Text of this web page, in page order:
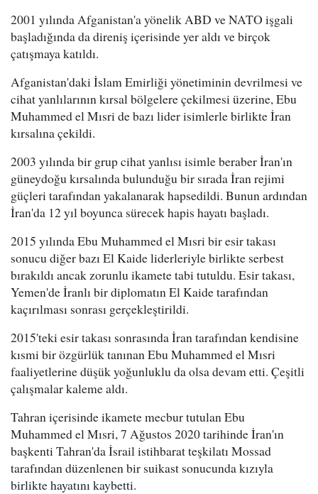
2001 yılında Afganistan'a yönelik ABD ve NATO işgali
başladığında da direniş içerisinde yer aldı ve birçok
çatışmaya katıldı.
Afganistan'daki İslam Emirliği yönetiminin devrilmesi ve
cihat yanlılarının kırsal bölgelere çekilmesi üzerine, Ebu
Muhammed el Mısri de bazı lider isimlerle birlikte İran
kırsalına çekildi.
2003 yılında bir grup cihat yanlısı isimle beraber İran'ın
güneydoğu kırsalında bulunduğu bir sırada İran rejimi
güçleri tarafından yakalanarak hapsedildi. Bunun ardından
İran'da 12 yıl boyunca sürecek hapis hayatı başladı.
2015 yılında Ebu Muhammed el Mısri bir esir takası
sonucu diğer bazı El Kaide liderleriyle birlikte serbest
bırakıldı ancak zorunlu ikamete tabi tutuldu. Esir takası,
Yemen'de İranlı bir diplomatın El Kaide tarafından
kaçırılması sonrası gerçekleştirildi.
2015'teki esir takası sonrasında İran tarafından kendisine
kısmi bir özgürlük tanınan Ebu Muhammed el Mısri
faaliyetlerine düşük yoğunluklu da olsa devam etti. Çeşitli
çalışmalar kaleme aldı.
Tahran içerisinde ikamete mecbur tutulan Ebu
Muhammed el Mısri, 7 Ağustos 2020 tarihinde İran'ın
başkenti Tahran'da İsrail istihbarat teşkilatı Mossad
tarafından düzenlenen bir suikast sonucunda kızıyla
birlikte hayatını kaybetti.